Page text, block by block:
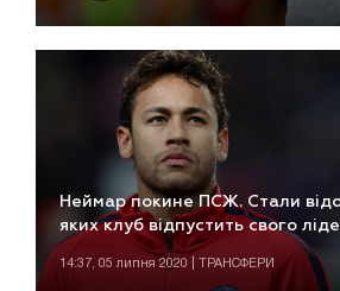
Неймар покине ПСЖ. Стали
яких клуб відпустить свого
14:37, 05 липня 2020 | ТРАНСФЕРИ